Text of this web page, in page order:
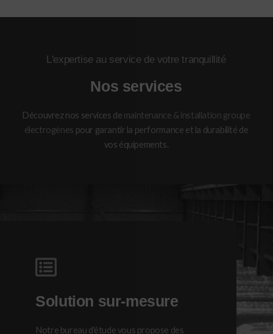
L'expertise au service de votre tranquillité
Nos services
Découvrez nos services de maintenance & installation groupe
électrogènes pour garantir la performance et la durabilité de
vos équipements.
Solution sur-mesure
Notre bureau d'étude vous propose des